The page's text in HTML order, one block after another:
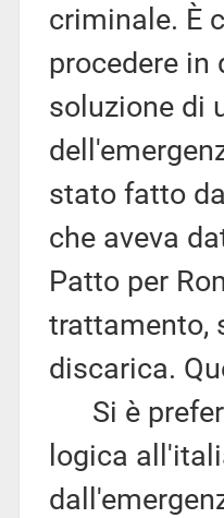
criminale. È
procedere in
soluzione di
stato fatto
che aveva
Patto per
trattamento,
discarica.
Si è
logica